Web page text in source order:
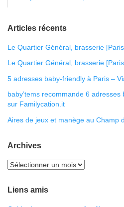
Articles récents
Le Quartier Général, brasserie
Le Quartier Général, brasserie
5 adresses baby-friendly à Paris –
baby’tems recommande 6
sur Familycation.it
Aires de jeux et manège au Champ
Archives
Liens amis